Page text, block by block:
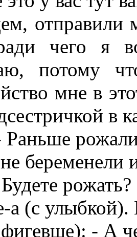
отправили
чего я
потому
мне в
в
беременели
рожать?
(с улыбкой).
- А